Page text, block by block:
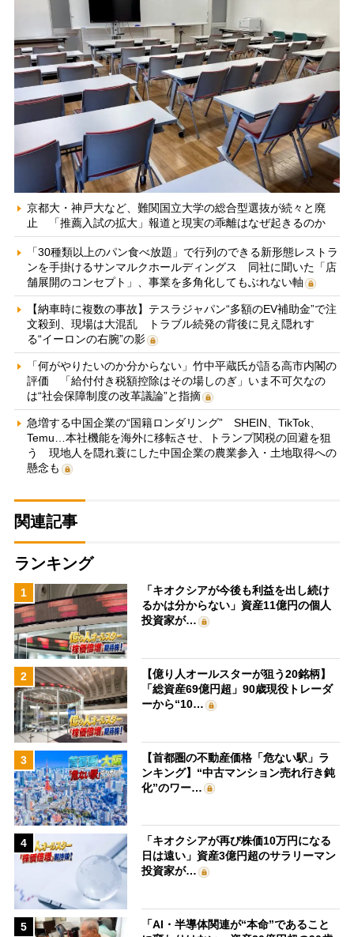
京都大・神戸大など、難関国立大学の総合型選抜が続々と廃
止 「推薦入試の拡大」報道と現実の乖離はなぜ起きるのか
「30種類以上のパン食べ放題」で行列のできる新形態レストラ
ンを手掛けるサンマルクホールディングス 同社に聞いた「店
舗展開のコンセプト」、事業を多角化してもぶれない軸
【納車時に複数の事故】テスラジャパン“多額のEV補助金”で注
文殺到、現場は大混乱 トラブル続発の背後に見え隠れす
る“イーロンの右腕”の影
「何がやりたいのか分からない」竹中平蔵氏が語る高市内閣の
評価 「給付付き税額控除はその場しのぎ」いま不可欠なの
は“社会保障制度の改革議論”と指摘
急増する中国企業の“国籍ロンダリング” SHEIN、TikTok、
Temu…本社機能を海外に移転させ、トランプ関税の回避を狙
う 現地人を隠れ蓑にした中国企業の農業参入・土地取得への
懸念も
関連記事
ランキング
1
「キオクシアが今後も利益を出し続け
るかは分からない」資産11億円の個人
投資家が…
2
【億り人オールスターが狙う20銘柄】
「総資産69億円超」90歳現役トレーダ
ーから“10…
3
【首都圏の不動産価格「危ない駅」ラ
ンキング】“中古マンション売れ行き鈍
化”のワー…
4
「キオクシアが再び株価10万円になる
日は遠い」資産3億円超のサラリーマン
投資家が…
5
「AI・半導体関連が“本命”であること